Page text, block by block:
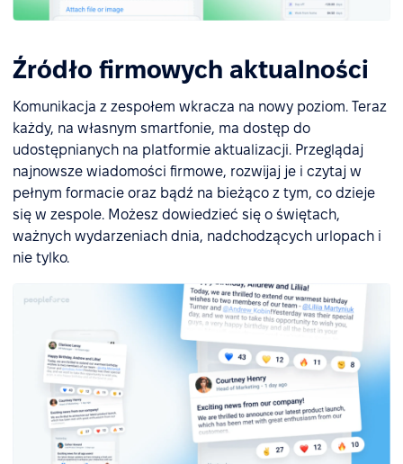
Źródło firmowych aktualności
Komunikacja z zespołem wkracza na nowy poziom. Teraz
każdy, na własnym smartfonie, ma dostęp do
udostępnianych na platformie aktualizacji. Przeglądaj
najnowsze wiadomości firmowe, rozwijaj je i czytaj w
pełnym formacie oraz bądź na bieżąco z tym, co dzieje
się w zespole. Możesz dowiedzieć się o świętach,
ważnych wydarzeniach dnia, nadchodzących urlopach i
nie tylko.